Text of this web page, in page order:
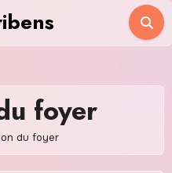
foyer
du foyer